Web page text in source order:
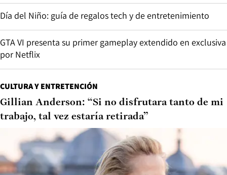
Día del Niño: guía de regalos tech y de entretenimiento
GTA VI presenta su primer gameplay extendido en exclusiva
por Netflix
CULTURA Y ENTRETENCIÓN
Gillian Anderson: “Si no disfrutara tanto de mi
trabajo, tal vez estaría retirada”